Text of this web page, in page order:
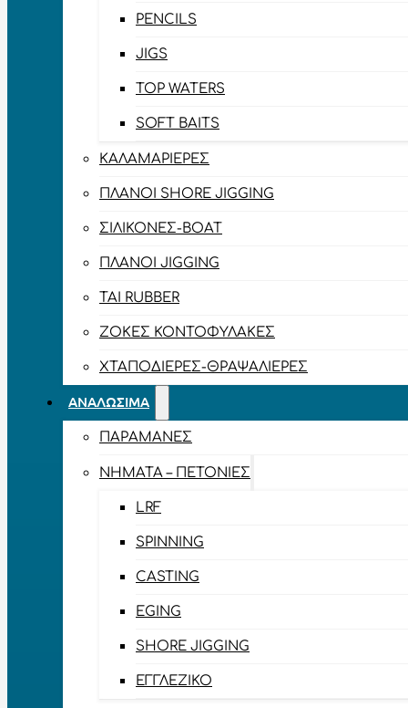
PENCILS
JIGS
TOP WATERS
SOFT BAITS
ΚΑΛΑΜΑΡΙΈΡΕΣ
ΠΛΆΝΟΙ SHORE JIGGING
ΣΙΛΙΚΌΝΕΣ-BOAT
ΠΛΆΝΟΙ JIGGING
TAI RUBBER
ΖΌΚΕΣ ΚΟΝΤΟΦΎΛΑΚΕΣ
ΧΤΑΠΟΔΙΈΡΕΣ-ΘΡΑΨΑΛΙΈΡΕΣ
ΑΝΑΛΏΣΙΜΑ
ΠΑΡΑΜΆΝΕΣ
ΝΉΜΑΤΑ – ΠΕΤΟΝΙΈΣ
LRF
SPINNING
CASTING
EGING
SHORE JIGGING
ΕΓΓΛΈΖΙΚΟ